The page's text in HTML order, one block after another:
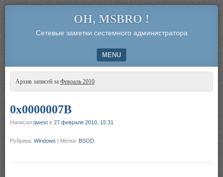
OH, MSBRO !
Сетевые заметки системного администратора
MENU
SKIP TO CONTENT
Архив записей за Февраль 2010
0x0000007B
Написал qwest в 27 февраля 2010, 15:31
Рубрика: Windows | Метки: BSOD